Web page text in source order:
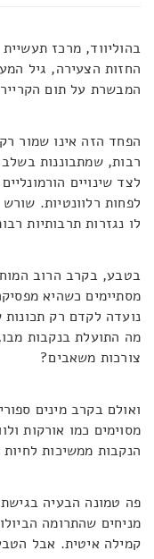
בהוליווד, מרכז
החזות הצעירה, גיל
המבשרת על תום
הפחד הזה אינו שמור
רבות, שמתבוננות
לצד שינויים
לפחות רלוונטיות. שורש
לו נגזרות תרבותיות
בטבע, בקרב הרוב
מסתיימים כשהיא
נועדה לקדם רק
מה התועלת בנקבות
צורכות משאבים?
ואולם בקרב מינים
מסוימים כמו אורקות
הנקבות ממשיכות
פה טמונה הבעיה
מניחים שהתרומה
קמילה איטית. אבל